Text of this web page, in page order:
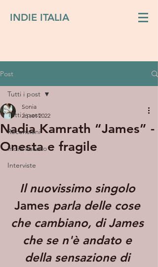
INDIE ITALIA
Post
Tutti i post
Recensioni
Indie italiano
Interviste
Tutti i post
Nadia Kamrath “James” -
Onesta e fragile
Sonia
26 set 2022
Il nuovissimo singolo
James parla delle cose
che cambiano, di James
che se n'è andato e
della sensazione di